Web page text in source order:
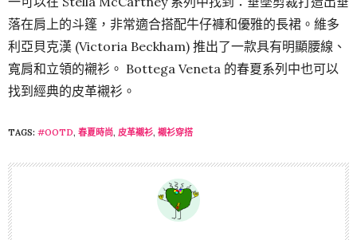
落在肩上的斗篷，非常適合搭配牛仔褲和優雅的長裙。維多
利亞貝克漢 (Victoria Beckham) 推出了一款具有明顯腰線、
寬肩和立領的襯衫。 Bottega Veneta 的春夏系列中也可以
找到經典的皮革襯衫。
TAGS: #OOTD, 春夏時尚, 皮革襯衫, 襯衫穿搭